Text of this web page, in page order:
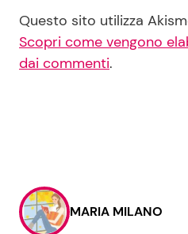
Questo sito utilizza
Scopri come vengono
dai commenti.
MARIA MILANO